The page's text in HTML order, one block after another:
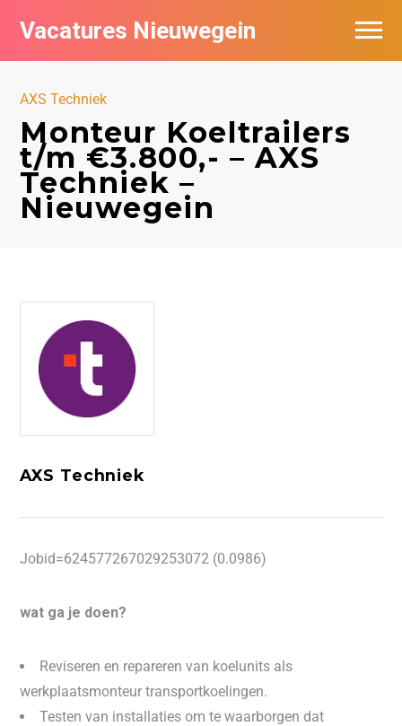
Vacatures Nieuwegein
AXS Techniek
Monteur Koeltrailers
t/m €3.800,- – AXS
Techniek –
Nieuwegein
AXS Techniek
Jobid=624577267029253072 (0.0986)
wat ga je doen?
Reviseren en repareren van koelunits als
werkplaatsmonteur transportkoelingen.
Testen van installaties om te waarborgen dat
Vacatures per bedrijf in Nieuwegein